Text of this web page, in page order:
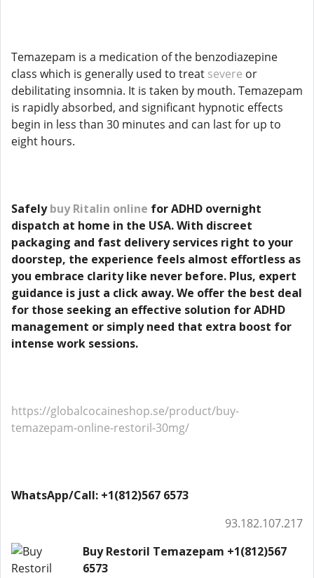
Temazepam is a medication of the benzodiazepine
class which is generally used to treat severe or
debilitating insomnia. It is taken by mouth. Temazepam
is rapidly absorbed, and significant hypnotic effects
begin in less than 30 minutes and can last for up to
eight hours.
Safelybuy Ritalin online for ADHD overnight
dispatch at home in the USA. With discreet
packaging and fast delivery services right to your
doorstep, the experience feels almost effortless as
you embrace clarity like never before. Plus, expert
guidance is just a click away. We offer the best deal
for those seeking an effective solution for ADHD
management or simply need that extra boost for
intense work sessions.
https://globalcocaineshop.se/product/buy-
temazepam-online-restoril-30mg/
WhatsApp/Call: +1(812)567 6573
93.182.107.217
Buy Restoril Temazepam +1(812)567
6573